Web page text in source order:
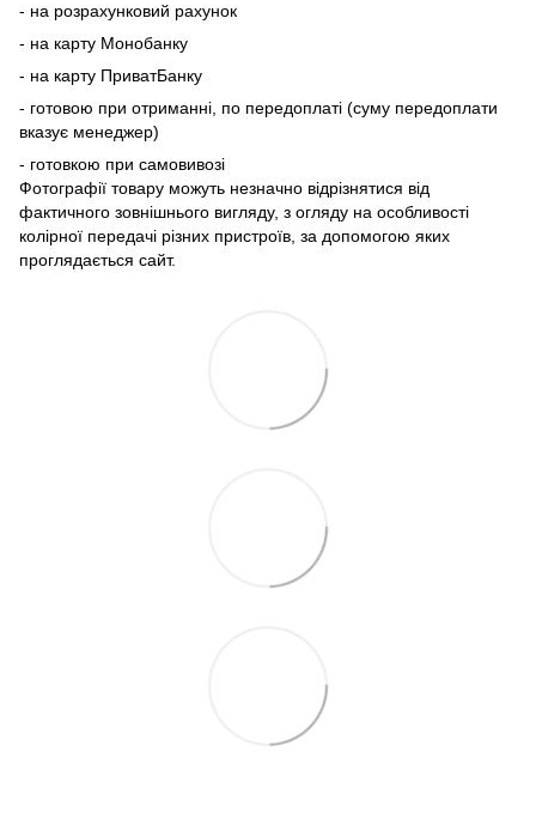
- на розрахунковий рахунок
- на карту Монобанку
- на карту ПриватБанку
- готовою при отриманні, по передоплаті (суму передоплати
вказує менеджер)
- готовкою при самовивозі
Фотографії товару можуть незначно відрізнятися від
фактичного зовнішнього вигляду, з огляду на особливості
колірної передачі різних пристроїв, за допомогою яких
проглядається сайт.